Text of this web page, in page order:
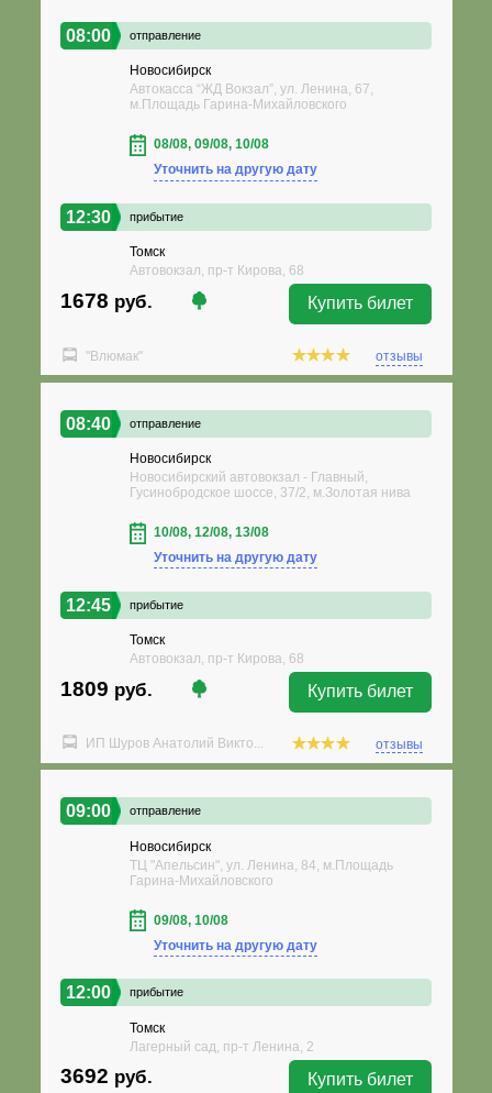
08:00 отправление
Новосибирск
Автокасса “ЖД Вокзал”, ул. Ленина, 67,
м.Площадь Гарина-Михайловского
08/08, 09/08, 10/08
Уточнить на другую дату
12:30 прибытие
Томск
Автовокзал, пр-т Кирова, 68
1678 руб. Купить билет
"Влюмак" отзывы
08:40 отправление
Новосибирск
Новосибирский автовокзал - Главный,
Гусинобродское шоссе, 37/2, м.Золотая нива
10/08, 12/08, 13/08
Уточнить на другую дату
12:45 прибытие
Томск
Автовокзал, пр-т Кирова, 68
1809 руб. Купить билет
ИП Шуров Анатолий Викто... отзывы
09:00 отправление
Новосибирск
ТЦ "Апельсин", ул. Ленина, 84, м.Площадь
Гарина-Михайловского
09/08, 10/08
Уточнить на другую дату
12:00 прибытие
Томск
Лагерный сад, пр-т Ленина, 2
3692 руб. Купить билет